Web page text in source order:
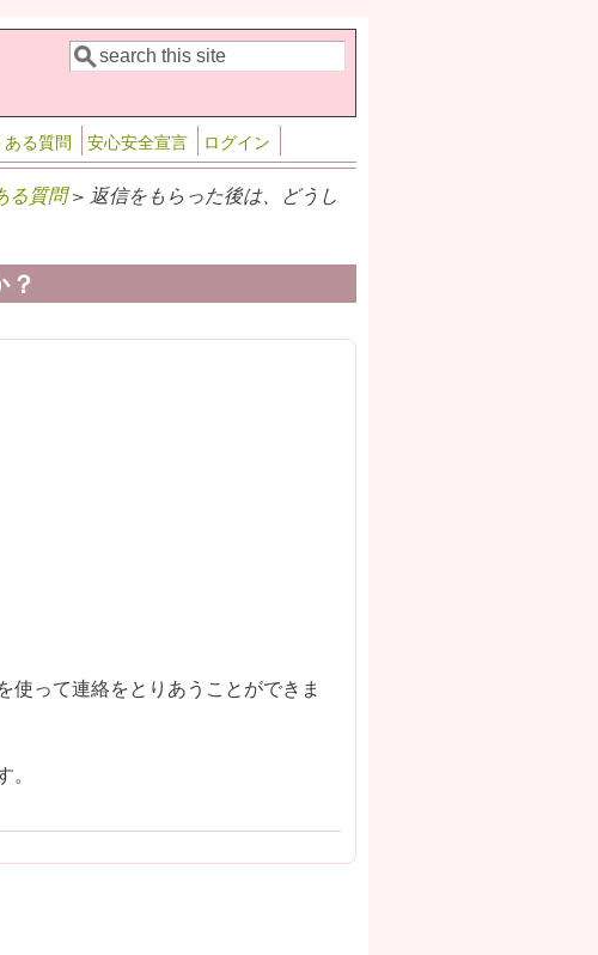
検索フォーム
検索
ある質問 安心安全宣言 ログイン
る質問> 返信をもらった後は、どうし
って連絡をとりあうことができま